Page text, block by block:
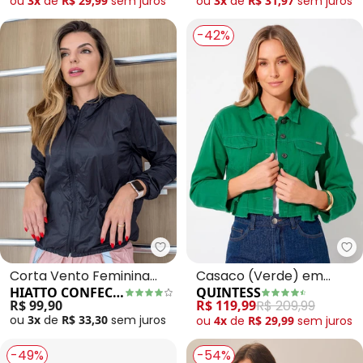
Hiatto Confecção - Corta
Corta Vento Feminina
Impermeável (Preto)
HIATTO CONFECÇÃO
R$ 99,90
ou 3x de R$ 33,30 sem juros
-42%
Casaco (Verde) em
Jeans
QUINTESS
R$ 119,99R$ 209,99
ou 4x de R$ 29,99 sem juros
-49% -54%